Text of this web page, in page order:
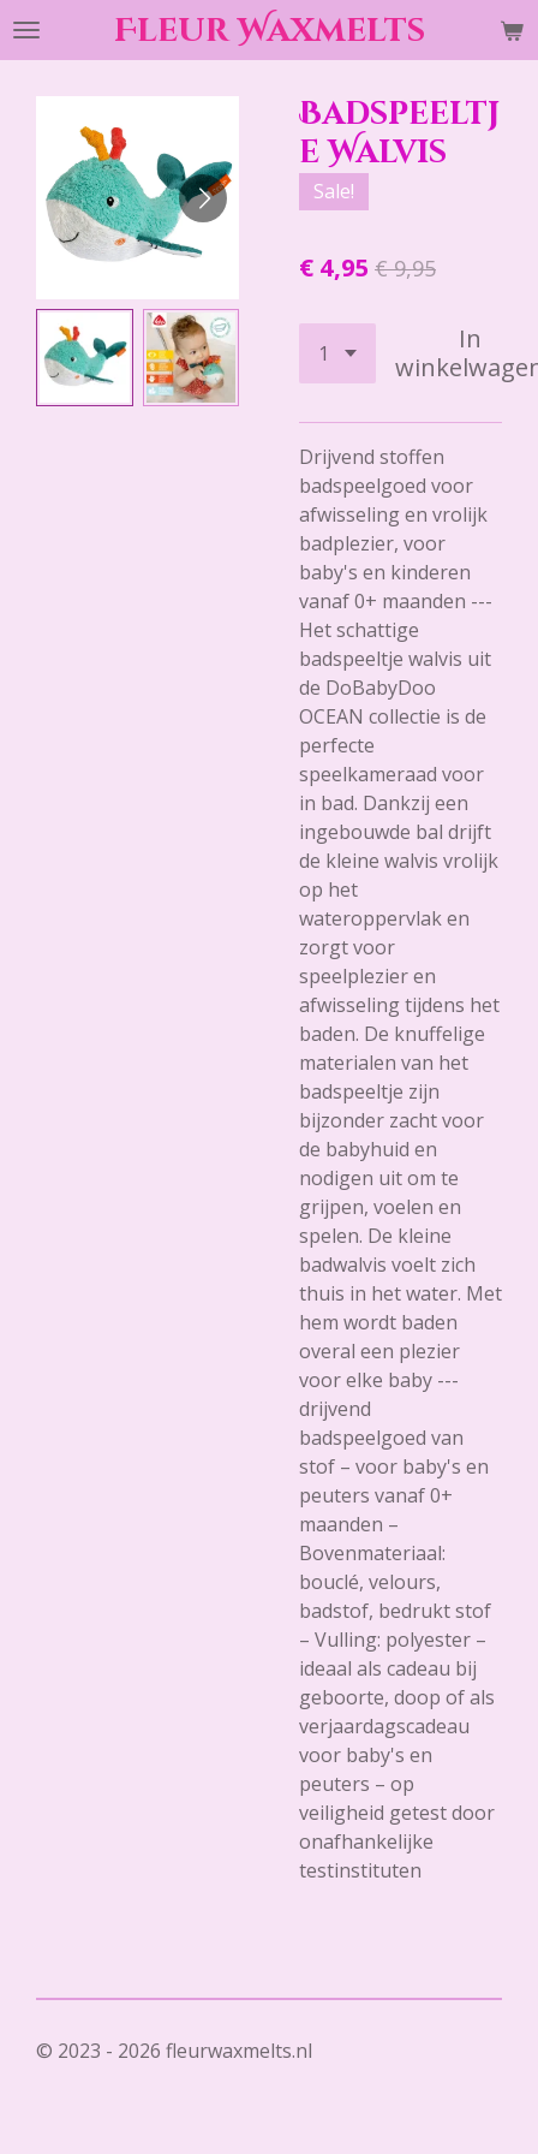
Ga
hoofdinhoud
Fleur Waxmelts
Badspeeltj
e Walvis
Sale!
€ 4,95 € 9,95
In
Drijvend stoffen
badspeelgoed voor
afwisseling en vrolijk
badplezier, voor
baby's en kinderen
vanaf 0+ maanden ---
Het schattige
badspeeltje walvis uit
de DoBabyDoo
OCEAN collectie is de
perfecte
speelkameraad voor
in bad. Dankzij een
ingebouwde bal drijft
de kleine walvis vrolijk
op het
wateroppervlak en
zorgt voor
speelplezier en
afwisseling tijdens het
baden. De knuffelige
materialen van het
badspeeltje zijn
bijzonder zacht voor
de babyhuid en
nodigen uit om te
grijpen, voelen en
spelen. De kleine
badwalvis voelt zich
thuis in het water. Met
hem wordt baden
overal een plezier
voor elke baby ---
drijvend
badspeelgoed van
stof – voor baby's en
peuters vanaf 0+
maanden –
Bovenmateriaal:
bouclé, velours,
badstof, bedrukt stof
– Vulling: polyester –
ideaal als cadeau bij
geboorte, doop of als
verjaardagscadeau
voor baby's en
peuters – op
veiligheid getest door
onafhankelijke
testinstituten
© 2023 - 2026 fleurwaxmelts.nl